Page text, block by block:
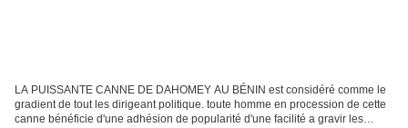
LA PUISSANTE CANNE DE DAHOMEY AU BÉNIN est considéré comme le
gradient de tout les dirigeant politique. toute homme en procession de cette
canne bénéficie d'une adhésion de popularité d'une facilité a gravir les